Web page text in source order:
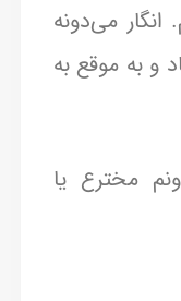
می‌دونه
و به موقع به
مخترع یا